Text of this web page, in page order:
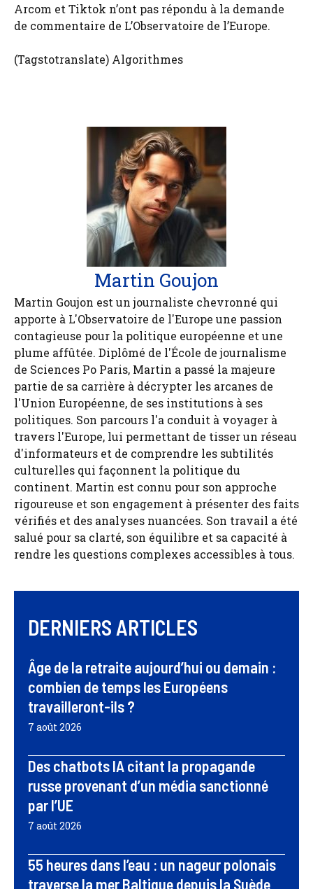
Arcom et Tiktok n’ont pas répondu à la demande
de commentaire de L’Observatoire de l’Europe.
(Tagstotranslate) Algorithmes
Martin Goujon
Martin Goujon est un journaliste chevronné qui
apporte à L'Observatoire de l'Europe une passion
contagieuse pour la politique européenne et une
plume affûtée. Diplômé de l'École de journalisme
de Sciences Po Paris, Martin a passé la majeure
partie de sa carrière à décrypter les arcanes de
l'Union Européenne, de ses institutions à ses
politiques. Son parcours l'a conduit à voyager à
travers l'Europe, lui permettant de tisser un réseau
d'informateurs et de comprendre les subtilités
culturelles qui façonnent la politique du
continent. Martin est connu pour son approche
rigoureuse et son engagement à présenter des faits
vérifiés et des analyses nuancées. Son travail a été
salué pour sa clarté, son équilibre et sa capacité à
rendre les questions complexes accessibles à tous.
DERNIERS ARTICLES
Âge de la retraite aujourd’hui ou demain :
combien de temps les Européens
travailleront-ils ?
7 août 2026
Des chatbots IA citant la propagande
russe provenant d’un média sanctionné
par l’UE
7 août 2026
55 heures dans l’eau : un nageur polonais
traverse la mer Baltique depuis la Suède